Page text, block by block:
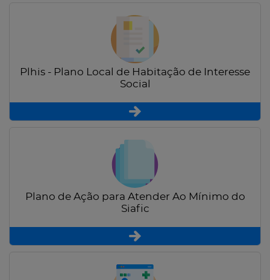
Plhis - Plano Local de Habitação de Interesse
Social
Plano de Ação para Atender Ao Mínimo do
Siafic